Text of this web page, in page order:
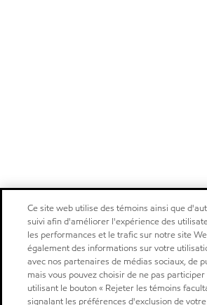
Ce site web utilise des témoins ainsi que
suivi afin d'améliorer l'expérience des
les performances et le trafic sur notre site
également des informations sur votre
avec nos partenaires de médias sociaux, de
mais vous pouvez choisir de ne pas
utilisant le bouton « Rejeter les témoins
signalant les préférences d'exclusion de